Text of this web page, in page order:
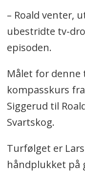
– Roald venter,
ubestridte tv-
episoden.
Målet for denne
kompasskurs
Siggerud til
Svartskog.
Turfølget er
håndplukket på